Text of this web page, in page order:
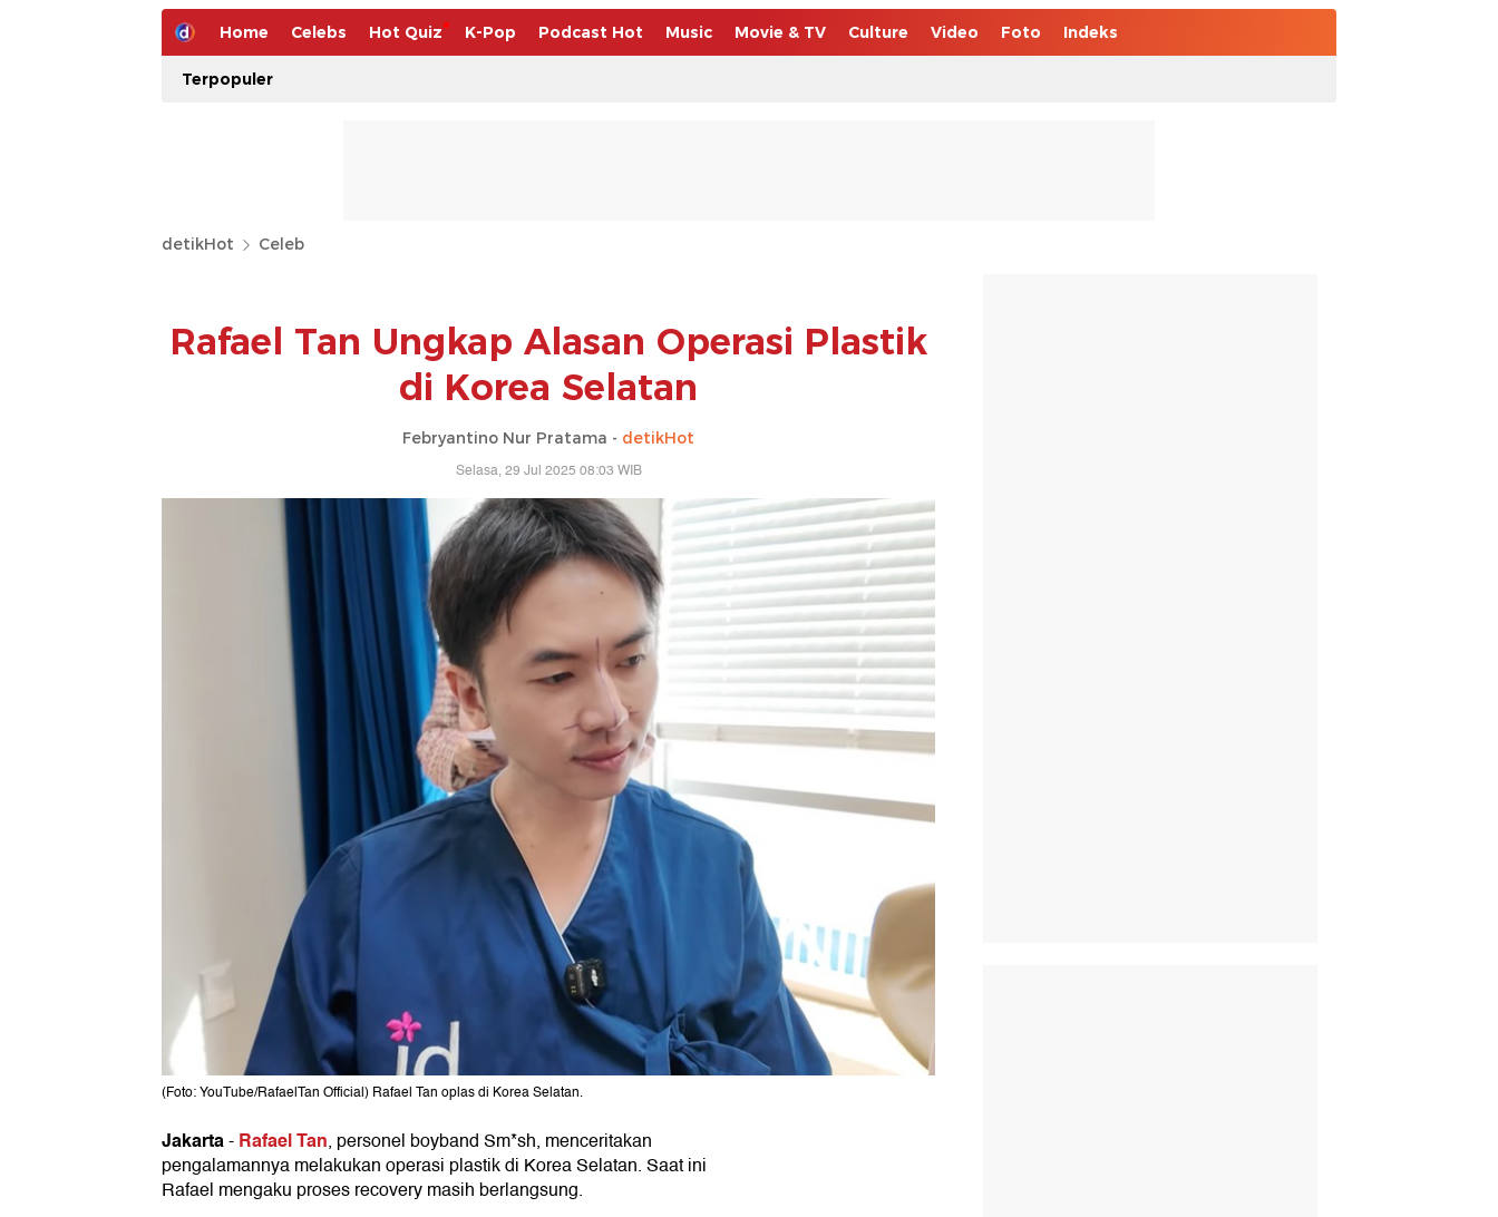
Home Celebs Hot Quiz K-Pop Podcast Hot Music Movie & TV Culture Video Foto Indeks
Terpopuler
detikHot Celeb
Rafael Tan Ungkap Alasan Operasi Plastik
di Korea Selatan
Febryantino Nur Pratama - detikHot
Selasa, 29 Jul 2025 08:03 WIB
(Foto: YouTube/RafaelTan Official) Rafael Tan oplas di Korea Selatan.
Jakarta-Rafael Tan, personel boyband Sm*sh, menceritakan
pengalamannya melakukan operasi plastik di Korea Selatan. Saat ini
Rafael mengaku proses recovery masih berlangsung.